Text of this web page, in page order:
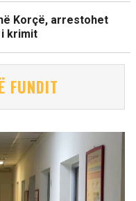
Korçë, arrestohet
i krimit
FUNDIT